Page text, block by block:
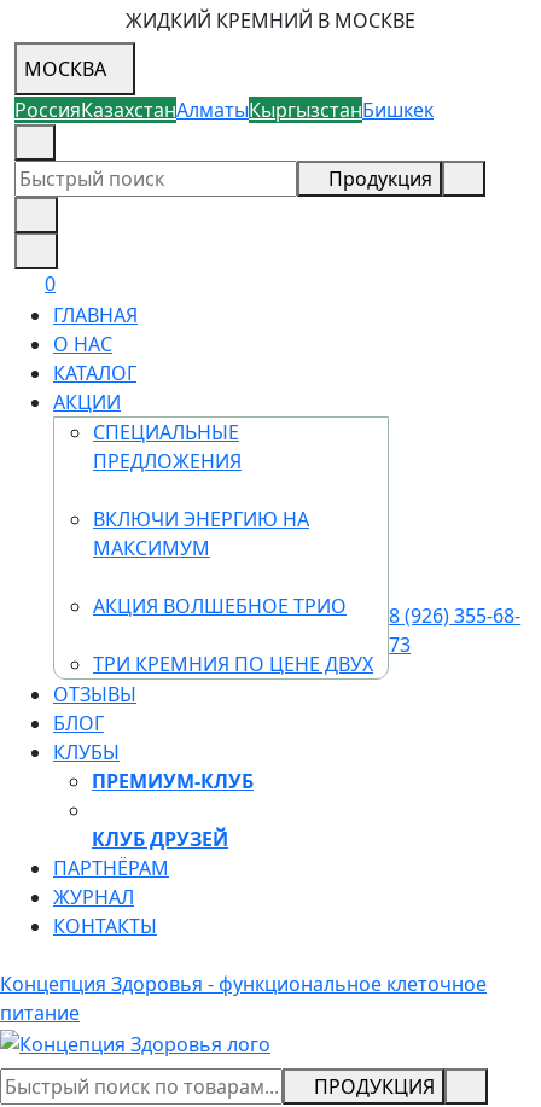
ЖИДКИЙ КРЕМНИЙ В МОСКВЕ
МОСКВА
РоссияКазахстанАлматыКыргызстанБишкек
Продукция
0
ГЛАВНАЯ
О НАС
КАТАЛОГ
АКЦИИ
СПЕЦИАЛЬНЫЕ
ПРЕДЛОЖЕНИЯ
ВКЛЮЧИ ЭНЕРГИЮ НА
МАКСИМУМ
АКЦИЯ ВОЛШЕБНОЕ ТРИО
ТРИ КРЕМНИЯ ПО ЦЕНЕ ДВУХ
ОТЗЫВЫ
БЛОГ
КЛУБЫ
ПРЕМИУМ-КЛУБ
КЛУБ ДРУЗЕЙ
ПАРТНЁРАМ
ЖУРНАЛ
КОНТАКТЫ
8 (926) 355-68-
73
Концепция Здоровья - функциональное клеточное
питание
ПРОДУКЦИЯ